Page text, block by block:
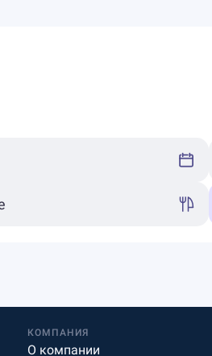
КОМПАНИЯ
О компании